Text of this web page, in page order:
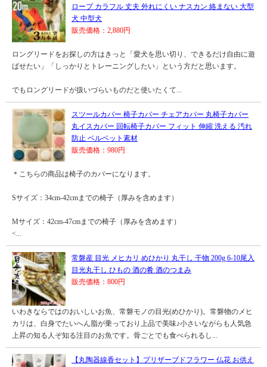
ロープ カラフル 丈夫 外れにくい ナスカン 絡まない 大型
犬 中型犬
販売価格：2,880円
ロングリードをお探しの方はきっと「愛犬を思い切り、できるだけ自由に遊
ばせたい」「しっかりとトレーニングしたい」という方だと思います。
でもロングリードが扱いづらいものだと使いたくて...
スツールカバー 椅子カバー チェアカバー 丸椅子カバー
丸イスカバー 回転椅子カバー フィット 伸縮 洗える 汚れ
防止 ベルベット素材
販売価格：980円
＊こちらの商品は椅子のカバーになります。
Sサイズ：34cm-42cmまでの椅子（厚みを含めます）
Mサイズ：42cm-47cmまでの椅子（厚みを含めます）
<...
常磐産 目光 メヒカリ めひかり 丸干し 干物 200g 6-10尾入
目光丸干し ひもの 酒の肴 酒のつまみ
販売価格：800円
いわきならではのおいしいお魚、常磐モノの目光(めひかり)。常磐物のメヒ
カリは、白身でたいへん脂が乗っており上品で美味♪小さいながらも人気急
上昇の知る人ぞ知る注目のお魚です。骨ごとでも食べられるし...
【丸陶器線香セット】プリザーブドフラワー 仏花 お供え